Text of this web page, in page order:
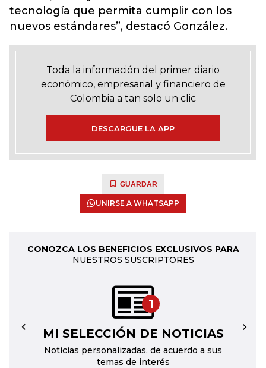
tecnología que permita cumplir con los
nuevos estándares”, destacó González.
Toda la información del primer diario
económico, empresarial y financiero de
Colombia a tan solo un clic
DESCARGUE LA APP
GUARDAR
UNIRSE A WHATSAPP
CONOZCA LOS BENEFICIOS EXCLUSIVOS PARA
NUESTROS SUSCRIPTORES
1
MI SELECCIÓN DE NOTICIAS
Noticias personalizadas, de acuerdo a sus
temas de interés
← →